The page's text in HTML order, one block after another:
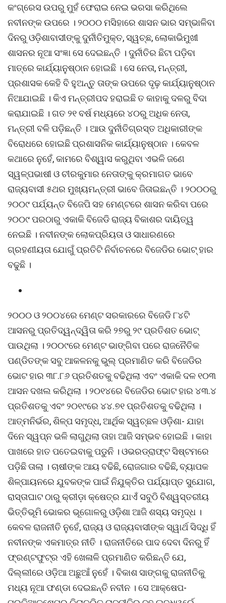
କଂଗ୍ରେସ ଉପରୁ ମୁହଁ ଫେରାଇ ନେଇ ଭରସା କରିଥିଲେ
ନବୀନଙ୍କ ଉପରେ । ୨୦୦୦ ମସିହାରେ ଶାସନ ଭାର ସମ୍ଭାଳିବା
ଦିନରୁ ଓଡ଼ିଶାବାସୀଙ୍କୁ ଦୁର୍ନୀତିମୁକ୍ତ, ସ୍ୱଚ୍ଛ, ଲୋକାଭିମୁଖୀ
ଶାସନର ନୂଆ ସଂଜ୍ଞା ସେ ଦେଇଛନ୍ତି । ଦୁର୍ନୀତିର ଛିଟା ପଡ଼ିବା
ମାତ୍ରେ କାର୍ଯ୍ୟାନୁଷ୍ଠାନ ହୋଇଛି । ସେ ନେତା, ମନ୍ତ୍ରୀ,
ପ୍ରଶାସକ କେହି ବି ହୁଅନ୍ତୁ ତାଙ୍କ ଉପରେ ଦୃଢ଼ କାର୍ଯ୍ୟାନୁଷ୍ଠାନ
ନିଆଯାଇଛି । କିଏ ମନ୍ତ୍ରୀପଦ ହରାଇଛି ତ କାହାକୁ ଦଳରୁ ବିଦା
କରାଯାଇଛି । ଗତ ୨୧ ବର୍ଷ ମଧ୍ୟରେ ୪୦ରୁ ଅଧିକ ନେତା,
ମନ୍ତ୍ରୀ ବଳି ପଡ଼ିଛନ୍ତି । ଆଉ ଦୁର୍ନୀତିଗ୍ରସ୍ତ ଅଧିକାରୀଙ୍କ
ବିରୋଧରେ ହୋଇଛି ପ୍ରଶାସନିକ କାର୍ଯ୍ୟାନୁଷ୍ଠାନ । କେବଳ
କଥାରେ ନୁହେଁ, କାମରେ ବିଶ୍ୱାସ କରୁଥିବା ଏଭଳି ଜଣେ
ସ୍ୱଳ୍ପଭାଷୀ ଓ ଚୀରକୁମାର ନେତାଙ୍କୁ କ୍ରମାଗତ ଭାବେ
ରାଜ୍ୟବାସୀ ୫ଥର ମୁଖ୍ୟମନ୍ତ୍ରୀ ଭାବେ ଜିତାଇଛନ୍ତି । ୨୦୦୦ରୁ
୨୦୦୯ ପର୍ଯ୍ୟନ୍ତ ବିଜେପି ସହ ମେଣ୍ଟରେ ଶାସନ କରିବା ପରେ
୨୦୦୯ ପରଠାରୁ ଏକାକି ବିଜେଡି ରାଜ୍ୟ ବିକାଶର ଦାୟିତ୍ୱ
ନେଇଛି । ନବୀନଙ୍କ ଲୋକପ୍ରିୟତା ଓ ସାଧାରଣରେ
ଗ୍ରହଣୀୟତା ଯୋଗୁଁ ପ୍ରତିଟି ନିର୍ବାଚନରେ ବିଜେଡିର ଭୋଟ୍ ହାର
ବଢୁଛି ।
୨୦୦୦ ଓ ୨୦୦୪ରେ ମେଣ୍ଟ ସରକାରରେ ବିଜେଡି ୮୪ଟି
ଆସନରୁ ପ୍ରତିଦ୍ୱନ୍ଦ୍ୱିତା କରି ୨୭ରୁ ୨୯ ପ୍ରତିଶତ ଭୋଟ୍
ପାଉଥିଲା । ୨୦୦୯ରେ ମେଣ୍ଟ ଭାଙ୍ଗିବା ପରେ ରାଜନୈତିକ
ପଣ୍ଡିତଙ୍କ ସବୁ ଆକଳନକୁ ଭୁଲ୍ ପ୍ରମାଣିତ କରି ବିଜେଡିର
ଭୋଟ ହାର ୩୮.୮୬ ପ୍ରତିଶତକୁ ବଢିଥିଲା ଏବଂ ଏକାକି ଦଳ ୧୦୩
ଆସନ ଦଖଲ କରିଥିଲା । ୨୦୧୪ରେ ବିଜେଡିର ଭୋଟ ହାର ୪୩.୪
ପ୍ରତିଶତକୁ ଏବଂ ୨୦୧୯ରେ ୪୪.୭୧ ପ୍ରତିଶତକୁ ବଢିଥିଲା ।
ଆତ୍ମନିର୍ଭର, ଶିଳ୍ପ ସମୃଦ୍ଧ, ଆର୍ଥିକ ସ୍ୱଚ୍ଛଳ ଓଡ଼ିଶା- ଯାହା
ଦିନେ ସ୍ୱପ୍ନ ଭଳି ଲାଗୁଥିଲା ତାହା ଆଜି ସମ୍ଭବ ହୋଇଛି । କାହା
ପାଖରେ ହାତ ପତେଇବାକୁ ପଡୁନି । ଓଭରଡ୍ରାଫ୍ଟ ସିଷ୍ଟମରେ
ପଡ଼ିଛି ତାଲା । ଚାଷୀଙ୍କ ଆୟ ବଢିଛି, ରୋଜଗାର ବଢିଛି, ବ୍ୟାପକ
ଶିଳ୍ପାୟନରେ ଯୁବକଙ୍କ ପାଇଁ ନିଯୁକ୍ତିର ପର୍ଯ୍ୟାପ୍ତ ସୁଯୋଗ,
ରାସ୍ତାଘାଟ ଠାରୁ କ୍ରୀଡ଼ା କ୍ଷେତ୍ର ଯାଏଁ ସବୁଠି ବିଶ୍ୱସ୍ତରୀୟ
ଭିତ୍ତିଭୂମି ଭୋକର ଭୂଗୋଳରୁ ଓଡ଼ିଶା ଆଜି ଶସ୍ୟ ସମୃଦ୍ଧ ।
କେବଳ ରାଜନୀତି ନୁହେଁ, ରାଜ୍ୟ ଓ ରାଜ୍ୟବାସୀଙ୍କ ସ୍ୱାର୍ଥ ସିଦ୍ଧି ହିଁ
ନବୀନଙ୍କ ଏକମାତ୍ର ନୀତି । ରାଜନୀତିରେ ପାଦ ଦେବା ଦିନରୁ ହିଁ
ଫ୍ରଣ୍ଟଫୁଟ୍ର ଏହି ଖେଳାଳି ପ୍ରମାଣିତ କରିଛନ୍ତି ଯେ,
ଦିଲ୍ଲୀରେ ଓଡ଼ିଆ ଅଛୁଆଁ ନୁହେଁ । ବିକାଶ ସାଙ୍ଗକୁ ରାଜନୀତିକୁ
ମଧ୍ୟ ନୂଆ ଫଣ୍ଡା ଦେଇଛନ୍ତି ନବୀନ । ସେ ଆକ୍ଷେପ-